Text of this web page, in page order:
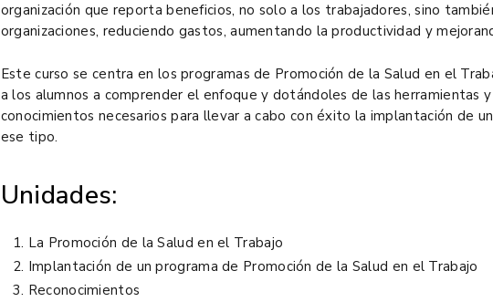
organización que reporta beneficios, no solo a los trabajadores, sino
organizaciones, reduciendo gastos, aumentando la productividad y
Este curso se centra en los programas de Promoción de la Salud en el
a los alumnos a comprender el enfoque y dotándoles de las herramientas y
conocimientos necesarios para llevar a cabo con éxito la implantación de
ese tipo.
Unidades:
La Promoción de la Salud en el Trabajo
Implantación de un programa de Promoción de la Salud en el Trabajo
Reconocimientos